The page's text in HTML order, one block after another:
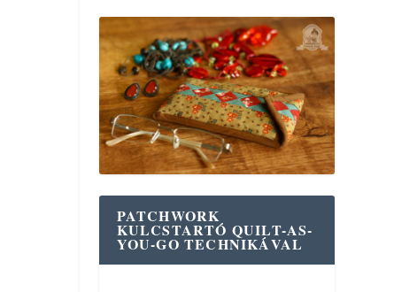
PATCHWORK
KULCSTARTÓ QUILT-AS-
YOU-GO TECHNIKÁVAL